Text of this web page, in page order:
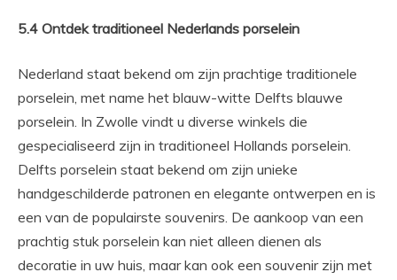
5.4 Ontdek traditioneel Nederlands porselein
Nederland staat bekend om zijn prachtige traditionele
porselein, met name het blauw-witte Delfts blauwe
porselein. In Zwolle vindt u diverse winkels die
gespecialiseerd zijn in traditioneel Hollands porselein.
Delfts porselein staat bekend om zijn unieke
handgeschilderde patronen en elegante ontwerpen en is
een van de populairste souvenirs. De aankoop van een
prachtig stuk porselein kan niet alleen dienen als
decoratie in uw huis, maar kan ook een souvenir zijn met